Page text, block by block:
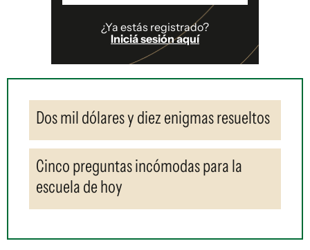
¿Ya estás registrado?
Iniciá sesión aquí
Dos mil dólares y diez enigmas resueltos
Cinco preguntas incómodas para la
escuela de hoy